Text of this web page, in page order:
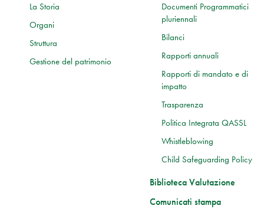
La Storia
Organi
Struttura
Gestione del patrimonio
Documenti Programmatici
pluriennali
Bilanci
Rapporti annuali
Rapporti di mandato e di
impatto
Trasparenza
Politica Integrata QASSL
Whistleblowing
Child Safeguarding Policy
Biblioteca Valutazione
Comunicati stampa